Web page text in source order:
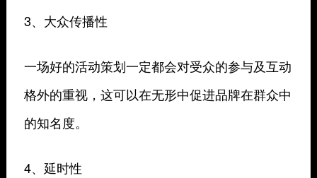
3、大众传播性
一场好的活动策划一定都会对受众的参与及互动
格外的重视，这可以在无形中促进品牌在群众中
的知名度。
4、延时性